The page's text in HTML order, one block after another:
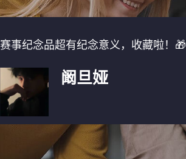
赛事纪念品超有纪念意义，收藏啦！🎁
阚旦娅